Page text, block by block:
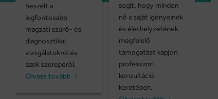
beszélt a
legfontosabb
magzati szűrő- és
diagnosztikai
vizsgálatokról és
azok szerepéről.
Olvass tovább
segít, hogy minden
nő a saját igényeinek
és élethelyzetének
megfelelő
támogatást kapjon
professzori
konzultáció
keretében.